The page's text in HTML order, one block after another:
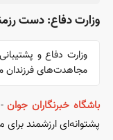
وزارت دفاع: دست
مجاهدت‌های فرزندان
باشگاه خبرنگاران جوان
پشتوانه‌ای ارزشمند